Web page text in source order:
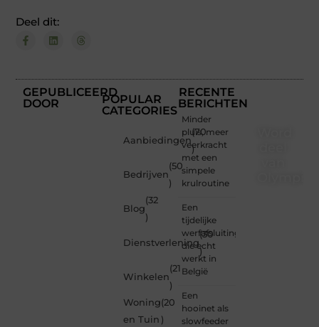
Deel dit:
GEPUBLICEERD
DOOR
POPULAR
CATEGORIES
Aanbiedingen
(70
)
Bedrijven
(50
)
Blog
(32
)
Dienstverlening
(30
)
Winkelen
(21
)
Woning
en Tuin
(20
)
RECENTE
BERICHTEN
Minder
pluis, meer
veerkracht
met een
simpele
krulroutine
Een
tijdelijke
werfafsluiting
die echt
werkt in
België
Een
hooinet als
slowfeeder